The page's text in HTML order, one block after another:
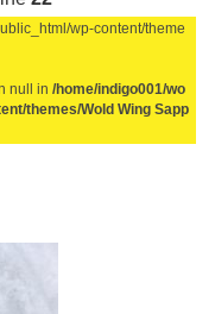
wp-content/theme
null in/home/indigo001/wo
themes/Wold Wing Sapp